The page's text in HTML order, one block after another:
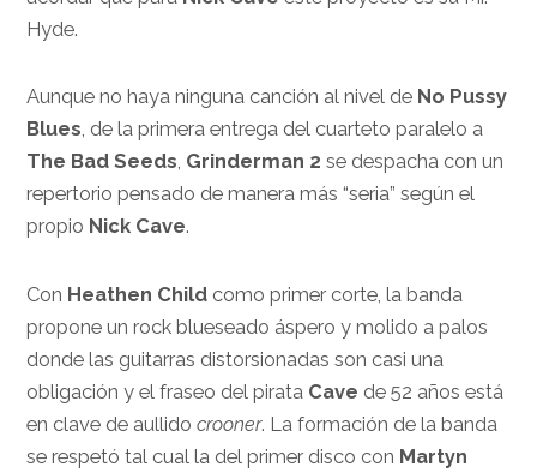
Hyde.
Aunque no haya ninguna canción al nivel de No Pussy
Blues, de la primera entrega del cuarteto paralelo a
The Bad Seeds, Grinderman 2 se despacha con un
repertorio pensado de manera más “seria” según el
propio Nick Cave.
Con Heathen Child como primer corte, la banda
propone un rock blueseado áspero y molido a palos
donde las guitarras distorsionadas son casi una
obligación y el fraseo del pirata Cave de 52 años está
en clave de aullidocrooner. La formación de la banda
se respetó tal cual la del primer disco con Martyn